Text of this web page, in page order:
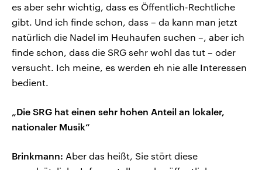
es aber sehr wichtig, dass es Öffentlich-Rechtliche
gibt. Und ich finde schon, dass – da kann man jetzt
natürlich die Nadel im Heuhaufen suchen –, aber ich
finde schon, dass die SRG sehr wohl das tut – oder
versucht. Ich meine, es werden eh nie alle Interessen
bedient.
„Die SRG hat einen sehr hohen Anteil an lokaler,
nationaler Musik“
Brinkmann: Aber das heißt, Sie stört diese